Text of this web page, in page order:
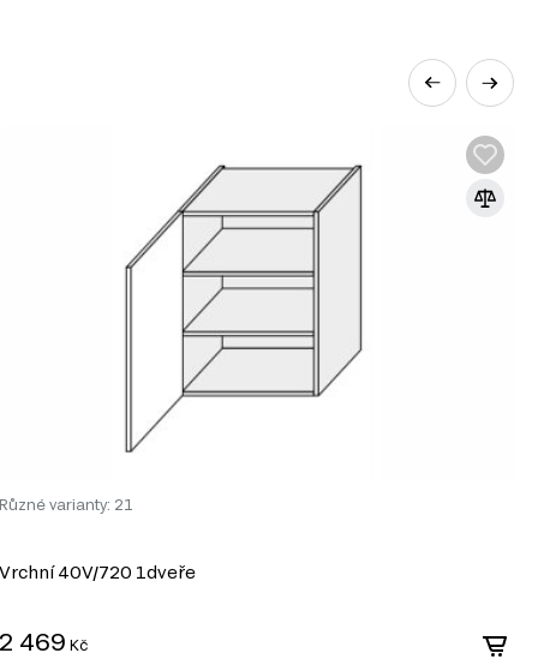
produktů, které zahrnují různé
Různé varianty: 21
Vrchní 40V/720 1dveře
2 469 Kč